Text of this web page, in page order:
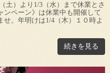
）より1/3（水）まで休業とさ
ンペーン》は休業中も開催して
。年明けは1/4（木）１０時よ
続きを見る